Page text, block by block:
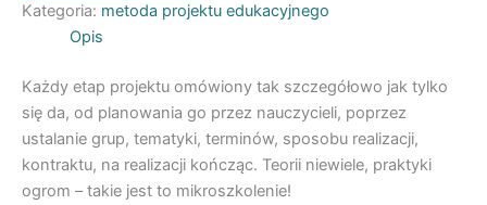
projektu
edukacyjnego.
po
kroku
Kategoria: metoda projektu edukacyjnego
Opis
Każdy etap projektu omówiony tak szczegółowo jak tylko
się da, od planowania go przez nauczycieli, poprzez
ustalanie grup, tematyki, terminów, sposobu realizacji,
kontraktu, na realizacji kończąc. Teorii niewiele, praktyki
ogrom – takie jest to mikroszkolenie!